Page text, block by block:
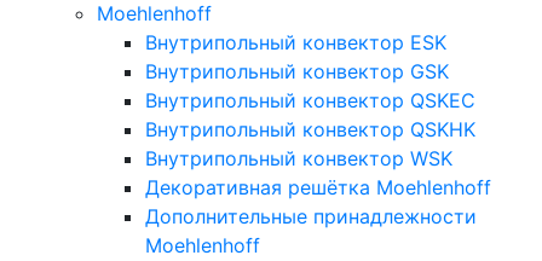
Moehlenhoff
Внутрипольный конвектор ESK
Внутрипольный конвектор GSK
Внутрипольный конвектор QSKEC
Внутрипольный конвектор QSKHK
Внутрипольный конвектор WSK
Декоративная решётка Moehlenhoff
Дополнительные принадлежности
Moehlenhoff